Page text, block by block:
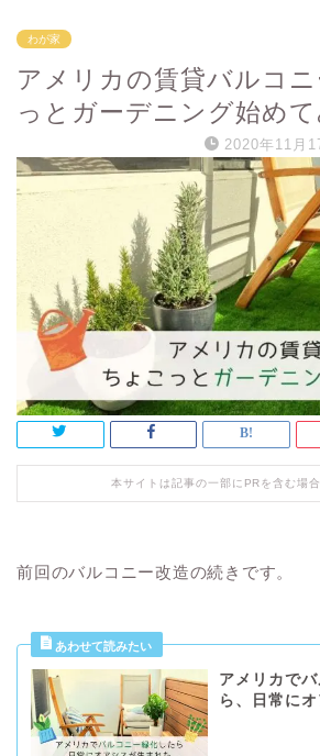
わが家
アメリカの賃貸バルコニ
っとガーデニング始めて
2020年11月
本サイトは記事の一部にPRを含む場
前回のバルコニー改造の続きです。
アメリカで
ら、日常に